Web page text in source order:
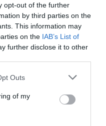
opt-out of the further
by third parties on the
This information may
on the IAB’s List of
further disclose it to other
Outs
of my
είχε άλλες σκέψεις.
Σκέφτεσαι “Ναι, θα
στα 9; Κι, όμως»
την κόρη της που
«Μαμά, μαμά με
στη γωνία»,